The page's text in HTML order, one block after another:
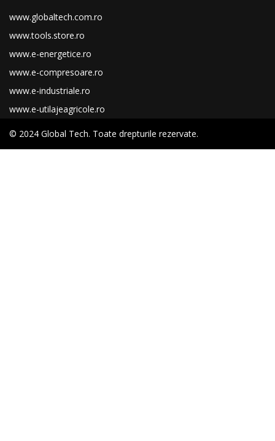
www.globaltech.com.ro
www.tools.store.ro
www.e-energetice.ro
www.e-compresoare.ro
www.e-industriale.ro
www.e-utilajeagricole.ro
© 2024 Global Tech. Toate drepturile rezervate.